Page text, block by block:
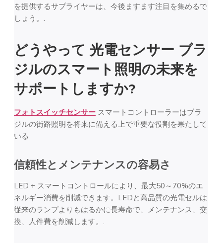
を提供するサプライヤーは、今後ますます注目を集めるで
しょう。.
どうやって 光電センサー ブラ
ジルのスマート照明の未来を
サポートしますか?
フォトスイッチセンサー スマートコントローラーはブラ
ジルの街路照明を将来に備える上で重要な役割を果たして
いる
信頼性とメンテナンスの容易さ
LED + スマートコントロールにより、最大50～70%のエ
ネルギー消費を削減できます。LEDと高品質の光電セルは
従来のランプよりもはるかに長寿命で、メンテナンス、交
換、人件費を削減します。.